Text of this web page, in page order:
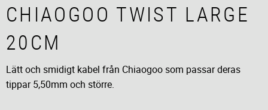
CHIAOGOO TWIST LARGE
20CM
Lätt och smidigt kabel från Chiaogoo som passar deras
tippar 5,50mm och större.